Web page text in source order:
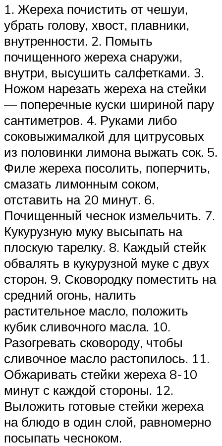
1. Жереха почистить от чешуи,
убрать голову, хвост, плавники,
внутренности. 2. Помыть
почищенного жереха снаружи,
внутри, высушить салфетками. 3.
Ножом нарезать жереха на стейки
— поперечные куски шириной пару
сантиметров. 4. Руками либо
соковыжималкой для цитрусовых
из половинки лимона выжать сок. 5.
Филе жереха посолить, поперчить,
смазать лимонным соком,
отставить на 20 минут. 6.
Почищенный чеснок измельчить. 7.
Кукурузную муку высыпать на
плоскую тарелку. 8. Каждый стейк
обвалять в кукурузной муке с двух
сторон. 9. Сковородку поместить на
средний огонь, налить
растительное масло, положить
кубик сливочного масла. 10.
Разогревать сковороду, чтобы
сливочное масло растопилось. 11.
Обжаривать стейки жереха 8-10
минут с каждой стороны. 12.
Выложить готовые стейки жереха
на блюдо в один слой, равномерно
посыпать чесноком.